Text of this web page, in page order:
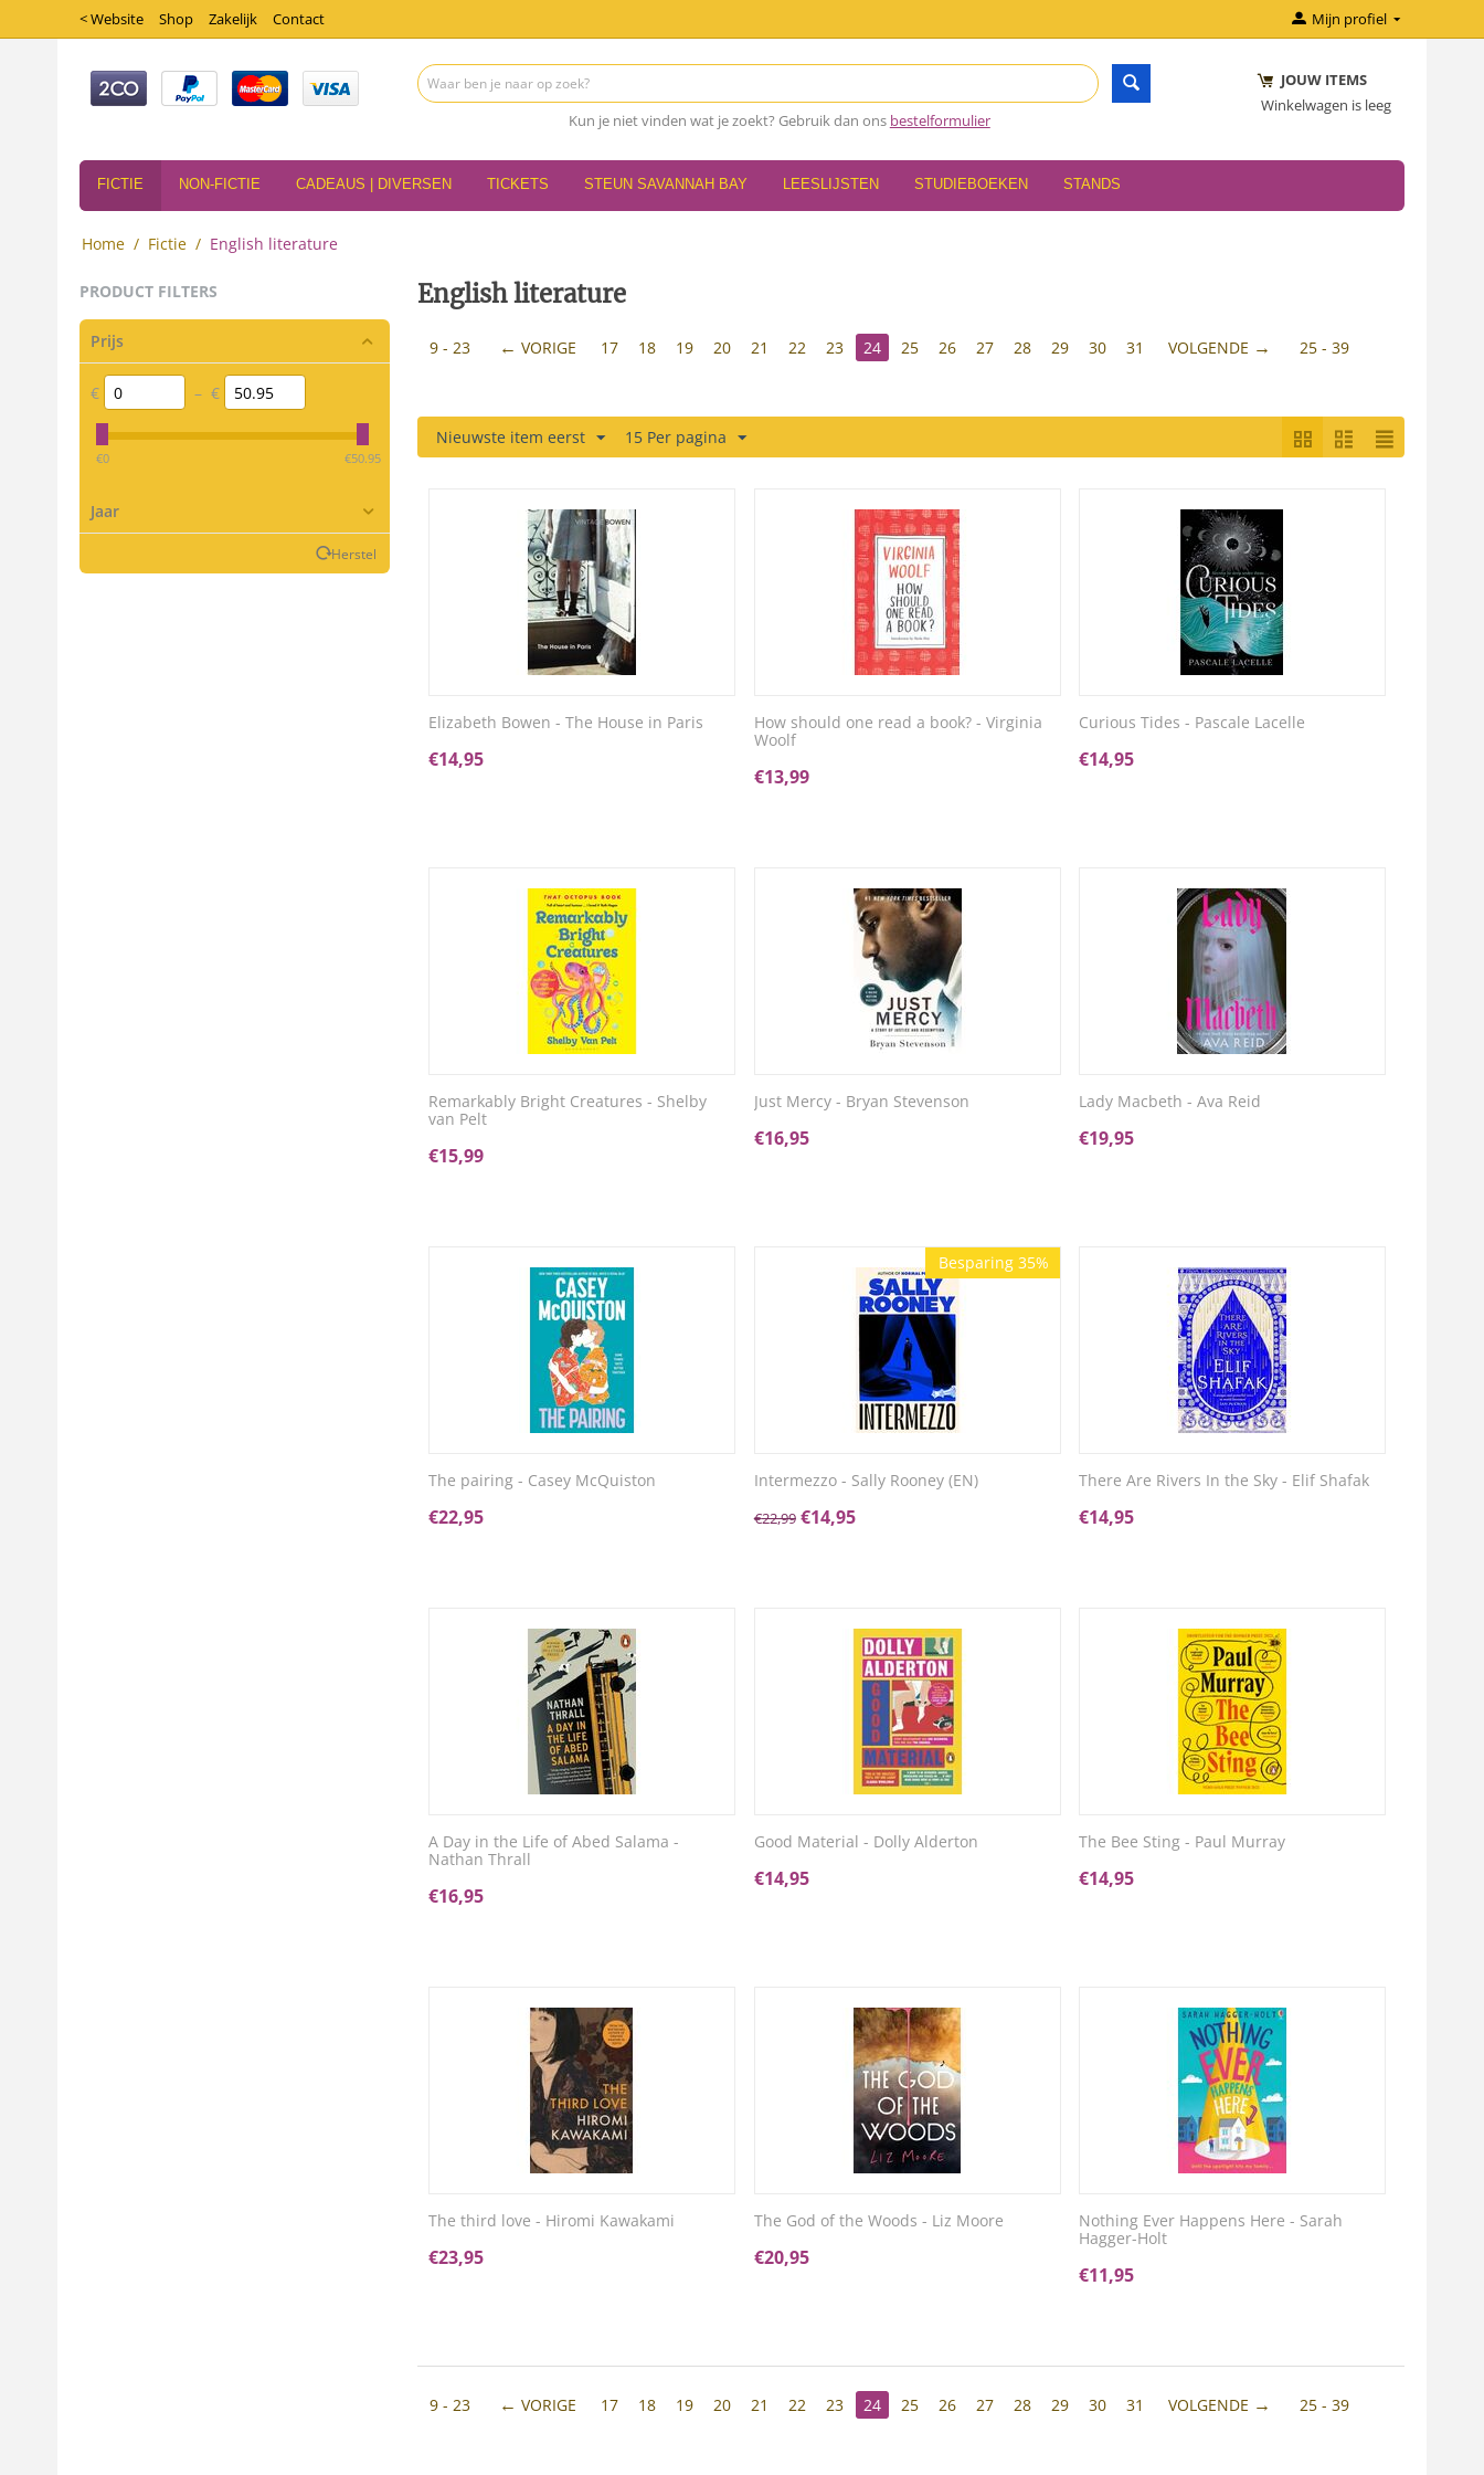
< Website Shop Zakelijk Contact Mijn profiel
Kun je niet vinden wat je zoekt? Gebruik dan ons bestelformulier
JOUW ITEMS
Winkelwagen is leeg
FICTIE NON-FICTIE CADEAUS | DIVERSEN TICKETS STEUN SAVANNAH BAY LEESLIJSTEN STUDIEBOEKEN STANDS
Home / Fictie / English literature
PRODUCT FILTERS
Prijs
€ – €
‎€0 ‎€50.95
Jaar
Herstel
English literature
9 - 23 VORIGE 17 18 19 20 21 22 23 24 25 26 27 28 29 30 31 VOLGENDE 25 - 39
Nieuwste item eerst 15 Per pagina
Elizabeth Bowen - The House in Paris
€14,95
How should one read a book? - Virginia
Woolf
€13,99
Curious Tides - Pascale Lacelle
€14,95
Remarkably Bright Creatures - Shelby
van Pelt
€15,99
Just Mercy - Bryan Stevenson
€16,95
Lady Macbeth - Ava Reid
€19,95
The pairing - Casey McQuiston
€22,95
Besparing 35%
Intermezzo - Sally Rooney (EN)
€22,99 €14,95
There Are Rivers In the Sky - Elif Shafak
€14,95
A Day in the Life of Abed Salama -
Nathan Thrall
€16,95
Good Material - Dolly Alderton
€14,95
The Bee Sting - Paul Murray
€14,95
The third love - Hiromi Kawakami
€23,95
The God of the Woods - Liz Moore
€20,95
Nothing Ever Happens Here - Sarah
Hagger-Holt
€11,95
9 - 23 VORIGE 17 18 19 20 21 22 23 24 25 26 27 28 29 30 31 VOLGENDE 25 - 39